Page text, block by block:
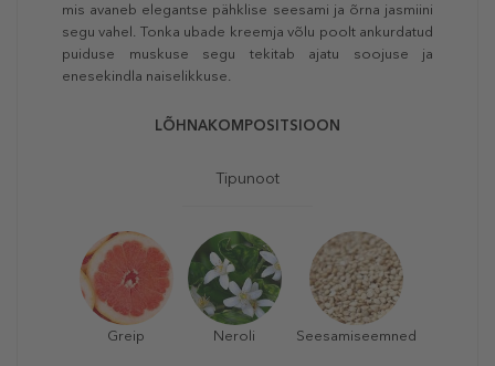
mis avaneb elegantse pähklise seesami ja õrna jasmiini
segu vahel. Tonka ubade kreemja võlu poolt ankurdatud
puiduse muskuse segu tekitab ajatu soojuse ja
enesekindla naiselikkuse.
LÕHNAKOMPOSITSIOON
Tipunoot
Greip Neroli Seesamiseemned